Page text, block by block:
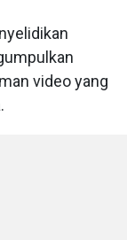
video yang